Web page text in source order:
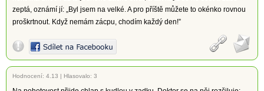
zeptá, oznámí jí: „Byl jsem na velké. A pro příště můžete to okénko rovnou
proškrtnout. Když nemám zácpu, chodím každý den!”
Hodnocení: 4.13 | Hlasovalo: 3